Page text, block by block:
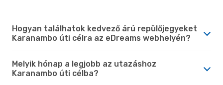
Hogyan találhatok kedvező árú repülőjegyeket
Karanambo úti célra az eDreams webhelyén?
Melyik hónap a legjobb az utazáshoz
Karanambo úti célba?